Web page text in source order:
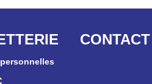
CONTACT